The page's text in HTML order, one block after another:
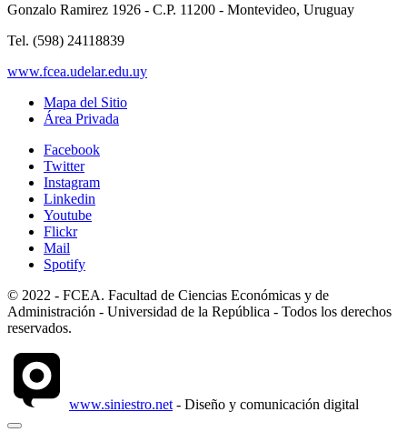
Gonzalo Ramirez 1926 - C.P. 11200 - Montevideo, Uruguay
Tel. (598) 24118839
www.fcea.udelar.edu.uy
Mapa del Sitio
Área Privada
Facebook
Twitter
Instagram
Linkedin
Youtube
Flickr
Mail
Spotify
© 2022 - FCEA. Facultad de Ciencias Económicas y de
Administración - Universidad de la República - Todos los derechos
reservados.
www.siniestro.net - Diseño y comunicación digital